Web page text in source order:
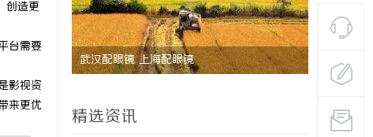
创造更
台需要
影视资
来更优
武汉配眼镜 上海配眼镜 深度解析
与优势
精选资讯